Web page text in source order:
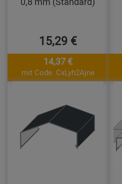
15,29 €
14,37 €
mit Code: CxLyh2Ajne